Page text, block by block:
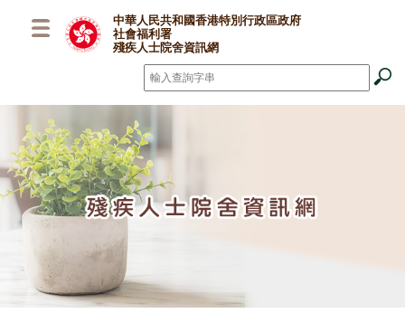
中華人民共和國香港特別行政區政府
社會福利署
殘疾人士院舍資訊網
搜尋*